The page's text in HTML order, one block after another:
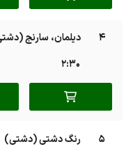
4
دیلمان، سارنج
2:30
5
رنگ دشتی (دشتی)